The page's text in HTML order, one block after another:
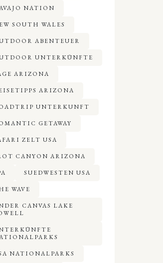
NATION
SOUTH WALES
ABENTEUER
UNTERKÜNFTE
ARIZONA
ARIZONA
UNTERKUNFT
GETAWAY
ZELT USA
CANYON ARIZONA
SUEDWESTEN USA
WAVE
CANVAS LAKE
NATIONALPARKS